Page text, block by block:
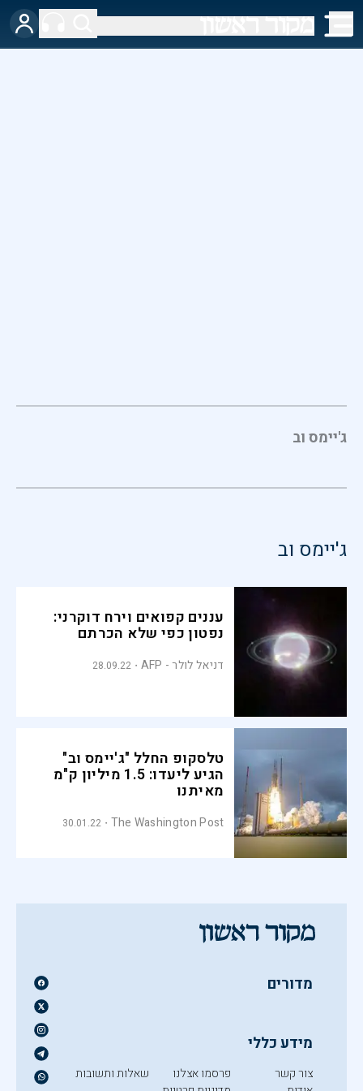
ג'יימס וב
ג'יימס וב
עננים קפואים וירח דוקרני:
נפטון כפי שלא הכרתם
דניאל לולר - AFP 28.09.22
טלסקופ החלל "ג'יימס וב"
הגיע ליעדו: 1.5 מיליון ק"מ
מאיתנו
The Washington Post
30.01.22
מדורים
מידע כללי
צור קשר
פרסמו אצלנו
שאלות ותשובות